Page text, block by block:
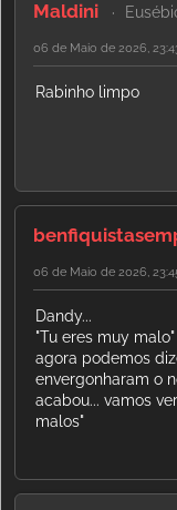
Maldini
06 de Maio de 2026,
Rabinho limpo
06 de Maio de 2026,
Dandy...
"Tu eres muy malo"
agora podemos
envergonharam o
acabou... vamos
malos"